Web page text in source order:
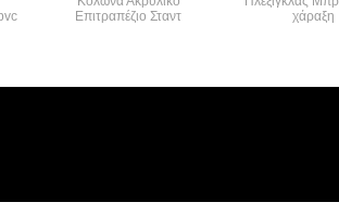
Επιτραπέζιο Σταντ
χάραξη